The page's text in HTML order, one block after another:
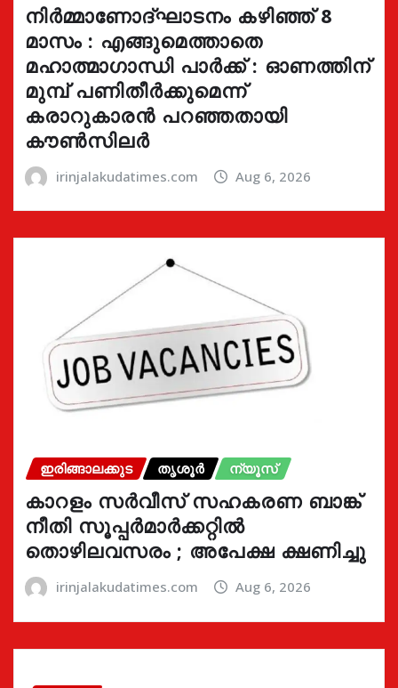
നിർമ്മാണോദ്ഘാടനം കഴിഞ്ഞ് 8
മാസം : എങ്ങുമെത്താതെ
മഹാത്മാഗാന്ധി പാർക്ക് : ഓണത്തിന്
മുമ്പ് പണിതീർക്കുമെന്ന്
കരാറുകാരൻ പറഞ്ഞതായി
കൗൺസിലർ
irinjalakudatimes.com Aug 6, 2026
ഇരിങ്ങാലക്കുട തൃശൂർ ന്യൂസ്
കാറളം സർവീസ് സഹകരണ ബാങ്ക്
നീതി സൂപ്പർമാർക്കറ്റിൽ
തൊഴിലവസരം ; അപേക്ഷ ക്ഷണിച്ചു
irinjalakudatimes.com Aug 6, 2026